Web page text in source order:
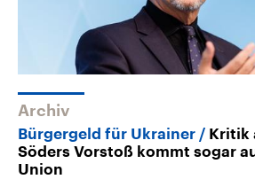
Archiv
Bürgergeld für Ukrainer
Kritik
Söders Vorstoß kommt sogar
Union